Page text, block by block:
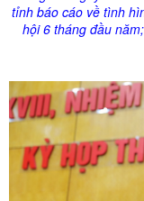
tỉnh báo cáo về tình
hội 6 tháng đầu